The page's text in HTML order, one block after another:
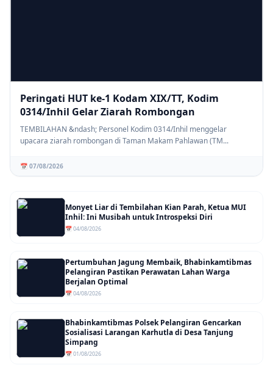
Peringati HUT ke-1 Kodam XIX/TT, Kodim
0314/Inhil Gelar Ziarah Rombongan
TEMBILAHAN &ndash; Personel Kodim 0314/Inhil menggelar
upacara ziarah rombongan di Taman Makam Pahlawan (TM...
📅 07/08/2026
Monyet Liar di Tembilahan Kian Parah, Ketua MUI
Inhil: Ini Musibah untuk Introspeksi Diri
📅 04/08/2026
Pertumbuhan Jagung Membaik, Bhabinkamtibmas
Pelangiran Pastikan Perawatan Lahan Warga
Berjalan Optimal
📅 04/08/2026
Bhabinkamtibmas Polsek Pelangiran Gencarkan
Sosialisasi Larangan Karhutla di Desa Tanjung
Simpang
📅 01/08/2026